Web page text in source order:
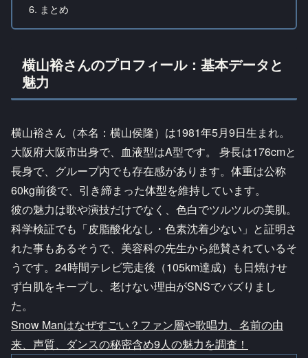
まとめ
横山裕さんのプロフィール：基本データと
魅力
横山裕さん（本名：横山侯隆）は1981年5月9日生まれ。
大阪府大阪市出身で、血液型はA型です。 身長は176cmと
長身で、グループ内でも存在感があります。体重は公称
60kg前後で、引き締まった体型を維持しています。
彼の魅力は歌や演技だけでなく、色白でツルツルの美肌。
科学検証でも「皮脂酸化なし・色素沈着少ない」と証明さ
れた事もあるそうで、美容科の先生から絶賛されているそ
うです。24時間テレビ完走後（105km達成）も日焼けせ
ず白肌をキープし、老けない理由がSNSでバズりまし
た。
Snow Manはなぜすごい？ファン層や歌唱力、名前の由
来、声質、ダンスの秘密含め9人の魅力を調査！